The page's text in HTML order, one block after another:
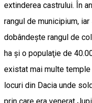
extinderea castrului. În
rangul de municipium,
dobândeşte rangul de
ha şi o populaţie de
existat mai multe
locuri din Dacia unde